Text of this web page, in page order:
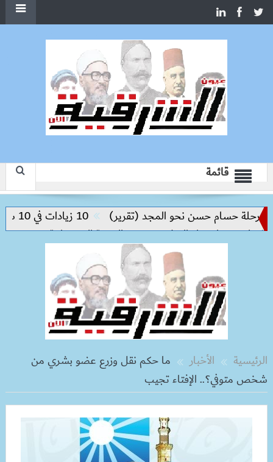
قائمة
حسام حسن نحو المجد (تقرير)
10 زيادات في 10 سنوات.. هل حان الوقت لرفع دعم البنزين نهائيا؟
مفتاح بناء السلام وتحقيق التنمية المستدامة
الرئيسية الأخبار
ما حكم نقل وزرع عضو بشري من
شخص متوفي؟.. الإفتاء تجيب